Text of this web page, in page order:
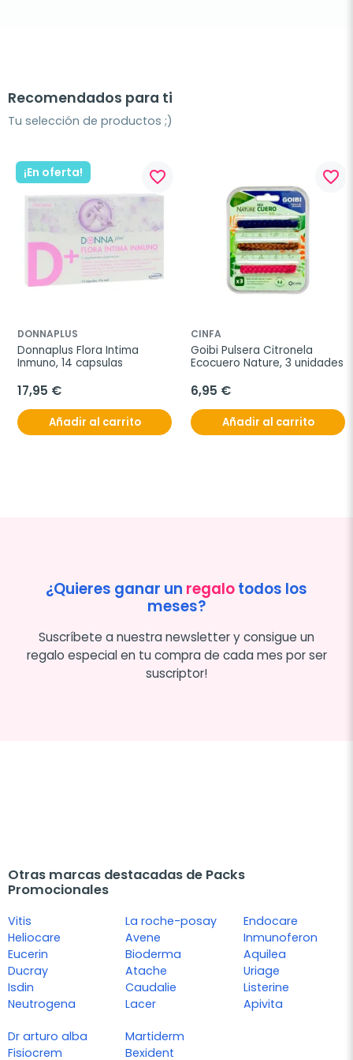
Recomendados para ti
Tu selección de productos ;)
¡En oferta! favorite_border
DONNAPLUS
Donnaplus Flora Intima
Inmuno, 14 capsulas
17,95 €
Añadir al carrito
favorite_border
CINFA
Goibi Pulsera Citronela
Ecocuero Nature, 3 unidades
6,95 €
Añadir al carrito
¿Quieres ganar un regalotodos los
meses?
Suscríbete a nuestra newsletter y consigue un
regalo especial en tu compra de cada mes por ser
suscriptor!
Otras marcas destacadas de Packs
Promocionales
Vitis
Heliocare
Eucerin
Ducray
Isdin
Neutrogena
La roche-posay
Avene
Bioderma
Atache
Caudalie
Lacer
Endocare
Inmunoferon
Aquilea
Uriage
Listerine
Apivita
Dr arturo alba
Fisiocrem
Martiderm
Bexident